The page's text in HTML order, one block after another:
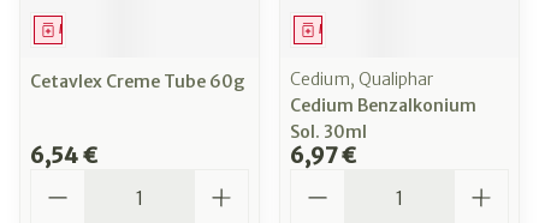
Médicament
Cetavlex Creme Tube 60g
6,54 €
Médicament
Cedium, Qualiphar
Cedium Benzalkonium
Sol. 30ml
6,97 €